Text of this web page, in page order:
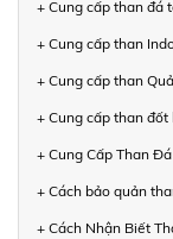
+ Cung cấp than đá
+ Cung cấp than
+ Cung cấp than
+ Cung cấp than
+ Cung Cấp Than
+ Cách bảo quản
+ Cách Nhận Biết